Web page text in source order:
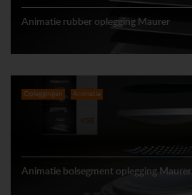
Animatie rubber oplegging Maurer
Opleggingen Animatie
Animatie bolsegment oplegging Maurer